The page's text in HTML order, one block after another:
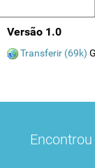
Versão 1.0
Transferir (69k)